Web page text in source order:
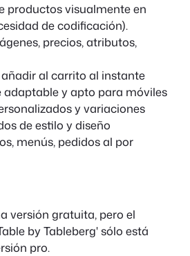
productos visualmente en
de codificación).
precios, atributos,
al carrito al instante
y apto para móviles
y variaciones
de estilo y diseño
menús, pedidos al por
versión gratuita, pero el
by Tableberg' sólo está
pro.